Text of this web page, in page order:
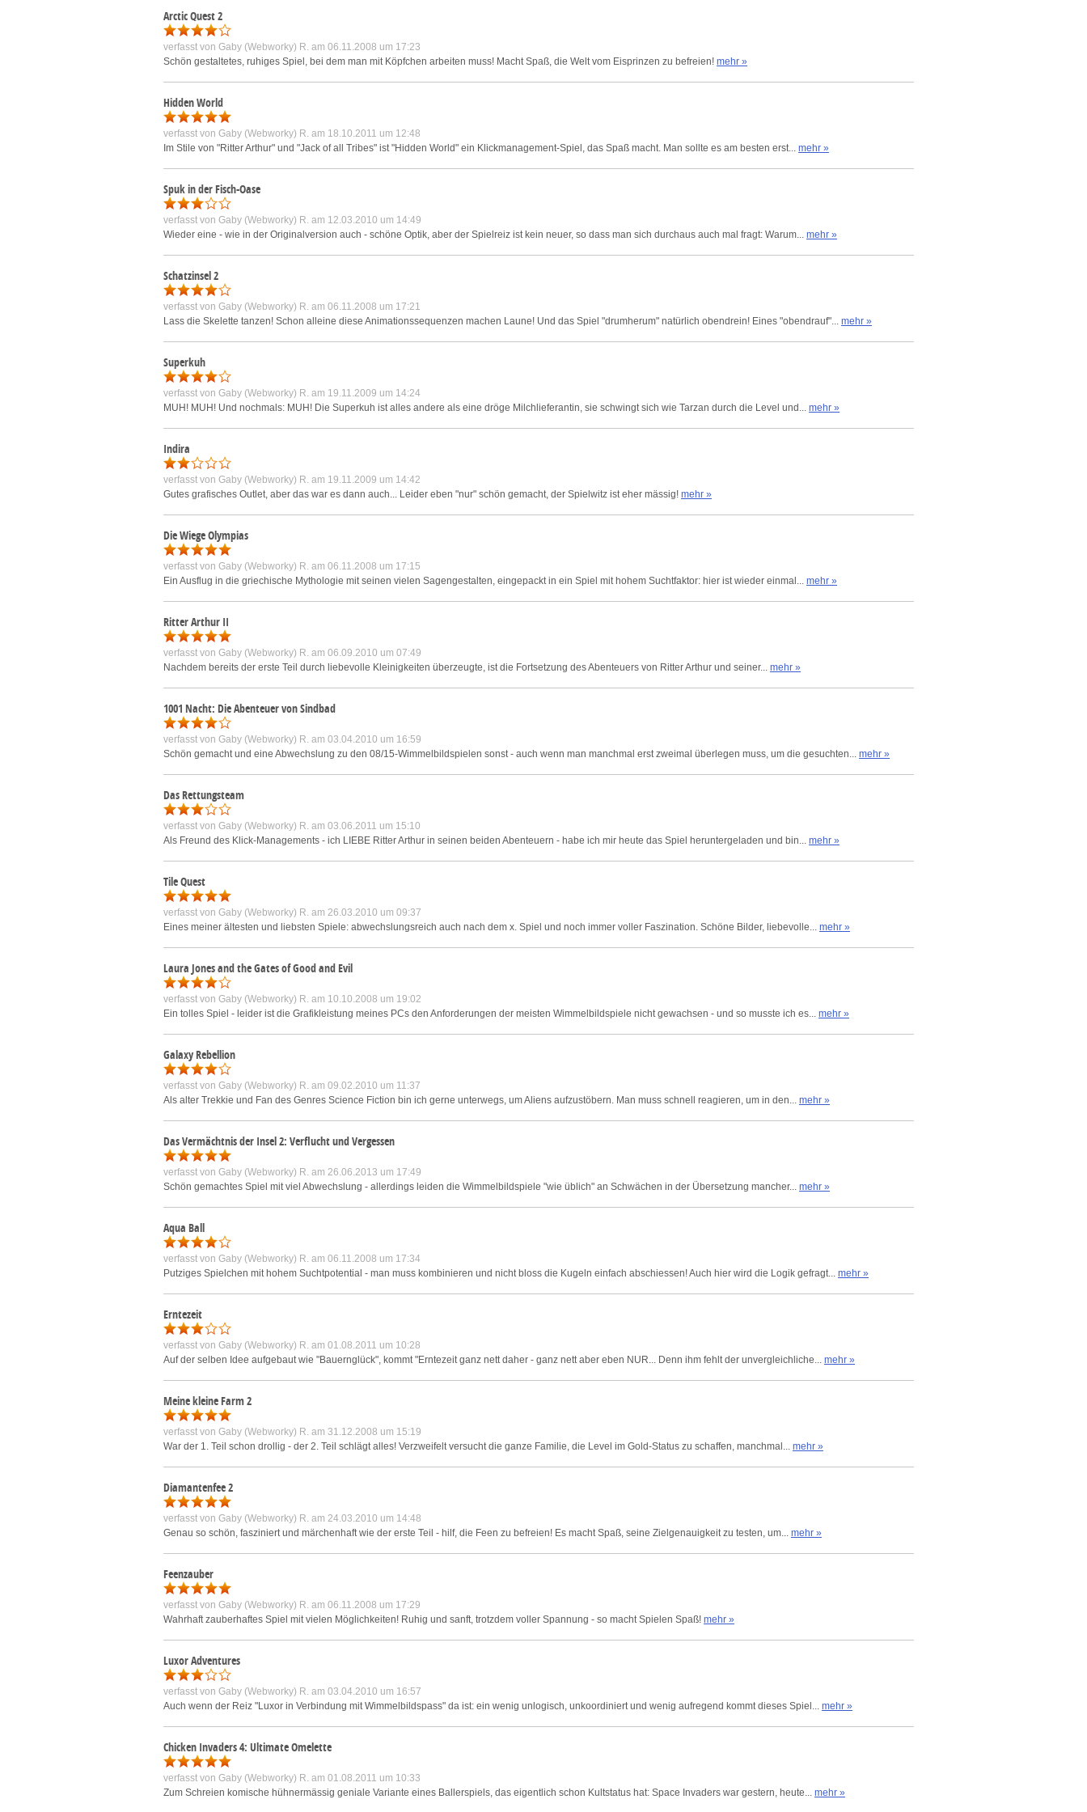
Arctic Quest 2
verfasst von Gaby (Webworky) R. am 06.11.2008 um 17:23
Schön gestaltetes, ruhiges Spiel, bei dem man mit Köpfchen arbeiten muss! Macht Spaß, die Welt vom Eisprinzen zu befreien! mehr »
Hidden World
verfasst von Gaby (Webworky) R. am 18.10.2011 um 12:48
Im Stile von "Ritter Arthur" und "Jack of all Tribes" ist "Hidden World" ein Klickmanagement-Spiel, das Spaß macht. Man sollte es am besten erst... mehr »
Spuk in der Fisch-Oase
verfasst von Gaby (Webworky) R. am 12.03.2010 um 14:49
Wieder eine - wie in der Originalversion auch - schöne Optik, aber der Spielreiz ist kein neuer, so dass man sich durchaus auch mal fragt: Warum... mehr »
Schatzinsel 2
verfasst von Gaby (Webworky) R. am 06.11.2008 um 17:21
Lass die Skelette tanzen! Schon alleine diese Animationssequenzen machen Laune! Und das Spiel "drumherum" natürlich obendrein! Eines "obendrauf"... mehr »
Superkuh
verfasst von Gaby (Webworky) R. am 19.11.2009 um 14:24
MUH! MUH! Und nochmals: MUH! Die Superkuh ist alles andere als eine dröge Milchlieferantin, sie schwingt sich wie Tarzan durch die Level und... mehr »
Indira
verfasst von Gaby (Webworky) R. am 19.11.2009 um 14:42
Gutes grafisches Outlet, aber das war es dann auch... Leider eben "nur" schön gemacht, der Spielwitz ist eher mässig! mehr »
Die Wiege Olympias
verfasst von Gaby (Webworky) R. am 06.11.2008 um 17:15
Ein Ausflug in die griechische Mythologie mit seinen vielen Sagengestalten, eingepackt in ein Spiel mit hohem Suchtfaktor: hier ist wieder einmal... mehr »
Ritter Arthur II
verfasst von Gaby (Webworky) R. am 06.09.2010 um 07:49
Nachdem bereits der erste Teil durch liebevolle Kleinigkeiten überzeugte, ist die Fortsetzung des Abenteuers von Ritter Arthur und seiner... mehr »
1001 Nacht: Die Abenteuer von Sindbad
verfasst von Gaby (Webworky) R. am 03.04.2010 um 16:59
Schön gemacht und eine Abwechslung zu den 08/15-Wimmelbildspielen sonst - auch wenn man manchmal erst zweimal überlegen muss, um die gesuchten... mehr »
Das Rettungsteam
verfasst von Gaby (Webworky) R. am 03.06.2011 um 15:10
Als Freund des Klick-Managements - ich LIEBE Ritter Arthur in seinen beiden Abenteuern - habe ich mir heute das Spiel heruntergeladen und bin... mehr »
Tile Quest
verfasst von Gaby (Webworky) R. am 26.03.2010 um 09:37
Eines meiner ältesten und liebsten Spiele: abwechslungsreich auch nach dem x. Spiel und noch immer voller Faszination. Schöne Bilder, liebevolle... mehr »
Laura Jones and the Gates of Good and Evil
verfasst von Gaby (Webworky) R. am 10.10.2008 um 19:02
Ein tolles Spiel - leider ist die Grafikleistung meines PCs den Anforderungen der meisten Wimmelbildspiele nicht gewachsen - und so musste ich es... mehr »
Galaxy Rebellion
verfasst von Gaby (Webworky) R. am 09.02.2010 um 11:37
Als alter Trekkie und Fan des Genres Science Fiction bin ich gerne unterwegs, um Aliens aufzustöbern. Man muss schnell reagieren, um in den... mehr »
Das Vermächtnis der Insel 2: Verflucht und Vergessen
verfasst von Gaby (Webworky) R. am 26.06.2013 um 17:49
Schön gemachtes Spiel mit viel Abwechslung - allerdings leiden die Wimmelbildspiele "wie üblich" an Schwächen in der Übersetzung mancher... mehr »
Aqua Ball
verfasst von Gaby (Webworky) R. am 06.11.2008 um 17:34
Putziges Spielchen mit hohem Suchtpotential - man muss kombinieren und nicht bloss die Kugeln einfach abschiessen! Auch hier wird die Logik gefragt... mehr »
Erntezeit
verfasst von Gaby (Webworky) R. am 01.08.2011 um 10:28
Auf der selben Idee aufgebaut wie "Bauernglück", kommt "Erntezeit ganz nett daher - ganz nett aber eben NUR... Denn ihm fehlt der unvergleichliche... mehr »
Meine kleine Farm 2
verfasst von Gaby (Webworky) R. am 31.12.2008 um 15:19
War der 1. Teil schon drollig - der 2. Teil schlägt alles! Verzweifelt versucht die ganze Familie, die Level im Gold-Status zu schaffen, manchmal... mehr »
Diamantenfee 2
verfasst von Gaby (Webworky) R. am 24.03.2010 um 14:48
Genau so schön, fasziniert und märchenhaft wie der erste Teil - hilf, die Feen zu befreien! Es macht Spaß, seine Zielgenauigkeit zu testen, um... mehr »
Feenzauber
verfasst von Gaby (Webworky) R. am 06.11.2008 um 17:29
Wahrhaft zauberhaftes Spiel mit vielen Möglichkeiten! Ruhig und sanft, trotzdem voller Spannung - so macht Spielen Spaß! mehr »
Luxor Adventures
verfasst von Gaby (Webworky) R. am 03.04.2010 um 16:57
Auch wenn der Reiz "Luxor in Verbindung mit Wimmelbildspass" da ist: ein wenig unlogisch, unkoordiniert und wenig aufregend kommt dieses Spiel... mehr »
Chicken Invaders 4: Ultimate Omelette
verfasst von Gaby (Webworky) R. am 01.08.2011 um 10:33
Zum Schreien komische hühnermässig geniale Variante eines Ballerspiels, das eigentlich schon Kultstatus hat: Space Invaders war gestern, heute... mehr »